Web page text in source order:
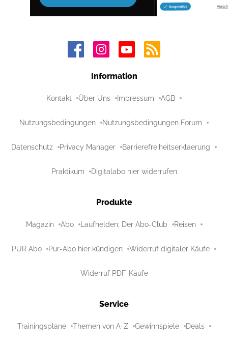
Information
Kontakt Über Uns Impressum AGB
Nutzungsbedingungen Nutzungsbedingungen Forum
Datenschutz Privacy Manager Barrierefreiheitserklaerung
Praktikum Digitalabo hier widerrufen
Produkte
Magazin Abo Laufhelden: Der Abo-Club Reisen
PUR Abo Pur-Abo hier kündigen Widerruf digitaler Käufe
Widerruf PDF-Käufe
Service
Trainingspläne Themen von A-Z Gewinnspiele Deals